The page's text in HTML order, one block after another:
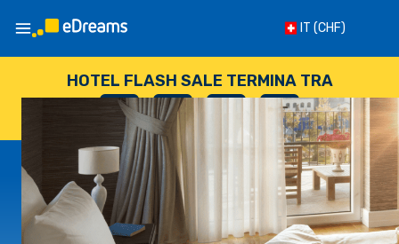
IT (CHF)
HOTEL FLASH SALE TERMINA TRA
--
GIORNI
: --
ORE
: --
SECONDI